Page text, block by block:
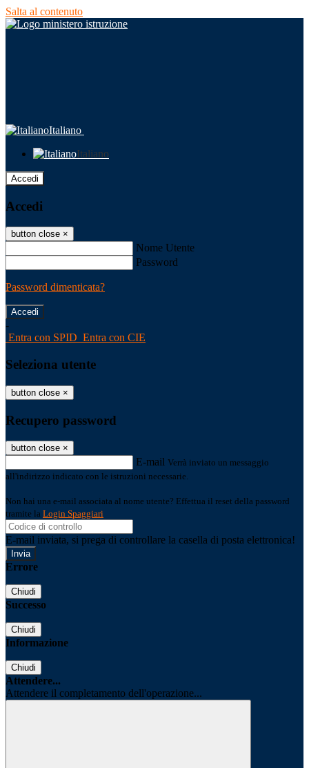
Salta al contenuto
Italiano
Italiano
Accedi
Accedi
button close ×
Nome Utente
Password
Password dimenticata?
-
Entra con SPID Entra con CIE
Seleziona utente
button close ×
Recupero password
button close ×
E-mail Verrà inviato un messaggio
all'indirizzo indicato con le istruzioni necessarie.
Non hai una e-mail associata al nome utente? Effettua il reset della password
tramite la Login Spaggiari
E-mail inviata, si prega di controllare la casella di posta elettronica!
Errore
Chiudi
Successo
Chiudi
Informazione
Chiudi
Attendere...
Attendere il completamento dell'operazione...